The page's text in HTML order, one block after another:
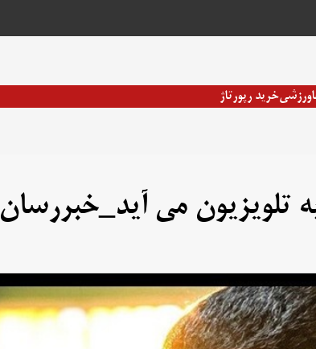
ورزشیخرید رپورتاژ
تلویزیون می آید_خبررسان